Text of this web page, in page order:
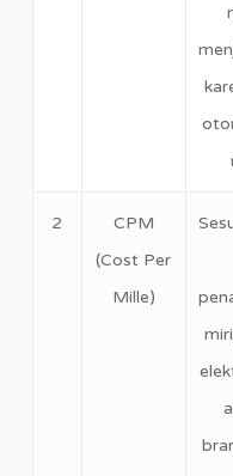
2
CPM
(Cost Per
Mille)